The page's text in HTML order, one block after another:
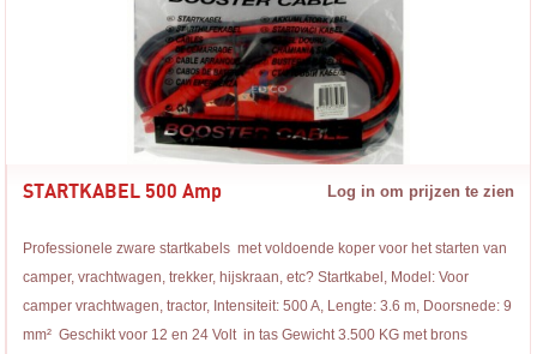
STARTKABEL 500 Amp Log in om prijzen te zien
Professionele zware startkabels met voldoende koper voor het starten van
camper, vrachtwagen, trekker, hijskraan, etc? Startkabel, Model: Voor
camper vrachtwagen, tractor, Intensiteit: 500 A, Lengte: 3.6 m, Doorsnede: 9
mm² Geschikt voor 12 en 24 Volt in tas Gewicht 3.500 KG met brons